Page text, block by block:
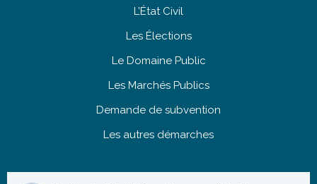
L’État Civil
Les Élections
Le Domaine Public
Les Marchés Publics
Demande de subvention
Les autres démarches